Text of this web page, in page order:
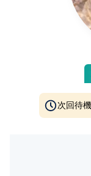
次回待機